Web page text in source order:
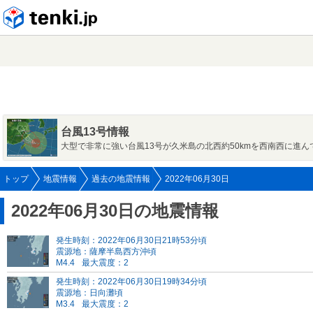
台風13号情報
大型で非常に強い台風13号が久米島の北西約50kmを西南西に進ん
トップ 地震情報 過去の地震情報 2022年06月30日
2022年06月30日の地震情報
発生時刻：2022年06月30日21時53分頃
震源地：薩摩半島西方沖頃
M4.4
最大震度：2
発生時刻：2022年06月30日19時34分頃
震源地：日向灘頃
M3.4
最大震度：2